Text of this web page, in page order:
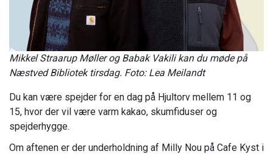
Mikkel Straarup Møller og Babak Vakili kan du møde på
Næstved Bibliotek tirsdag. Foto: Lea Meilandt
Du kan være spejder for en dag på Hjultorv mellem 11 og
15, hvor der vil være varm kakao, skumfiduser og
spejderhygge.
Om aftenen er der underholdning af Milly Nou på Cafe Kyst i